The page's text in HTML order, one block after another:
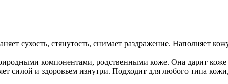
сухость, стянутость, снимает раздражение. Наполняет
компонентами, родственными коже. Она дарит
силой и здоровьем изнутри. Подходит для любого типа